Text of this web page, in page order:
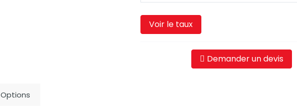
Voir le taux
Demander un devis
Options